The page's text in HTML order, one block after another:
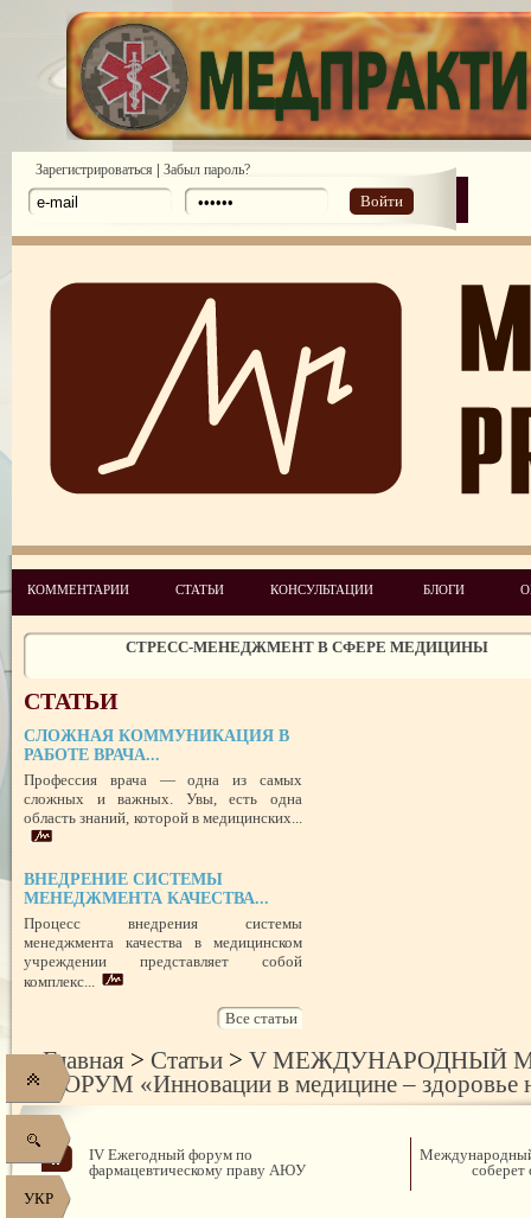
УКР
Зарегистрироваться | Забыл пароль?
Войти
КОММЕНТАРИИ СТАТЬИ КОНСУЛЬТАЦИИ БЛОГИ
ПОТРЕБИТЕЛЬСКИЙ ЭКСТРЕМИЗМ
ПЕРЕГОРЕЛО, или ЧЕМ ГРОЗИТ ЭМОЦИОНАЛЬНОЕ
УСПЕШНЫЙ ДЕБЮТ «ШКОЛЫ АДМИНИСТРАТОРОВ
ЦЕЛЕПОЛАГАНИЕ, или КАК ПРАВИЛЬНО СТАВИТЬ ЦЕЛИ И
ИХ
ЧЕГО ХОТЯТ ПАЦИЕНТЫ КАТЕГОРИИ VIP
ЗАЩИТА РЕПУТАЦИИ В СЕТИ ИНТЕРНЕТ: SERM, ИЛИ КАК
ПРАВОВОЙ СТАТУС ПРЕДСТАВИТЕЛЯ ПАЦИЕНТА В УКРАИНЕ
РОЛЬ МЕДИЦИНСКОЙ ДОКУМЕНТАЦИИ КАК
ГРАЖДАНСКОМ И УГОЛОВНОМ СУДОПРОИЗВОДСТВЕ
СТАТЬИ
СЛОЖНАЯ КОММУНИКАЦИЯ В
РАБОТЕ ВРАЧА...
Профессия врача — одна из самых
сложных и важных. Увы, есть одна
область знаний, которой в медицинских...
ВНЕДРЕНИЕ СИСТЕМЫ
МЕНЕДЖМЕНТА КАЧЕСТВА...
Процесс внедрения системы
менеджмента качества в медицинском
учреждении представляет собой
комплекс...
Все статьи
Главная > Статьи > V МЕЖДУНАРОДНЫЙ
ФОРУМ «Инновации в медицине – здоровье
IV Ежегодный форум по
фармацевтическому праву АЮУ
соберет